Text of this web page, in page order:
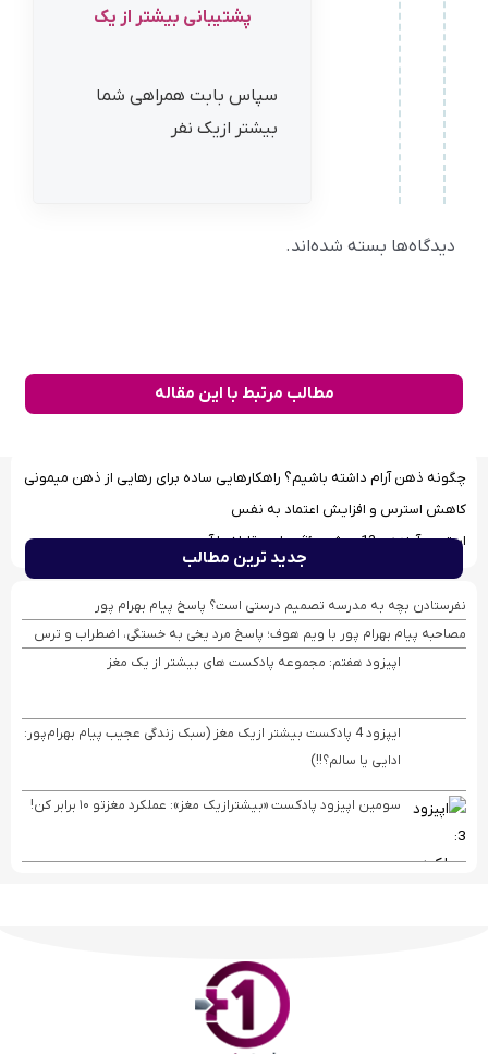
مطالب مرتبط با این مقاله
چگونه ذهن آرام داشته باشیم؟ راهکارهایی ساده برای رهایی از ذهن میمونی
کاهش استرس و افزایش اعتماد به نفس
استرس آینده و 13 روش مؤثر برای مقابله با آن
جدید ترین مطالب
نفرستادن بچه به مدرسه تصمیم درستی است؟ پاسخ پیام بهرام پور
مصاحبه پیام بهرام ‌پور با ویم هوف؛ پاسخ مرد یخی به خستگی، اضطراب و ترس
اپیزود هفتم: مجموعه پادکست های بیشتر از یک مغز
ایپزود 4 پادکست بیشتر ازیک مغز (سبک زندگی عجیب پیام بهرام‌پور:
ادایی یا سالم؟!!)
سومین اپیزود پادکست «بیشترازیک مغز»: عملکرد مغزتو ۱۰ برابر کن!
پشتیبانی بیشتر از یک
سپاس بابت همراهی شما
بیشتر ازیک نفر
دیدگاه‌ها بسته شده‌اند.